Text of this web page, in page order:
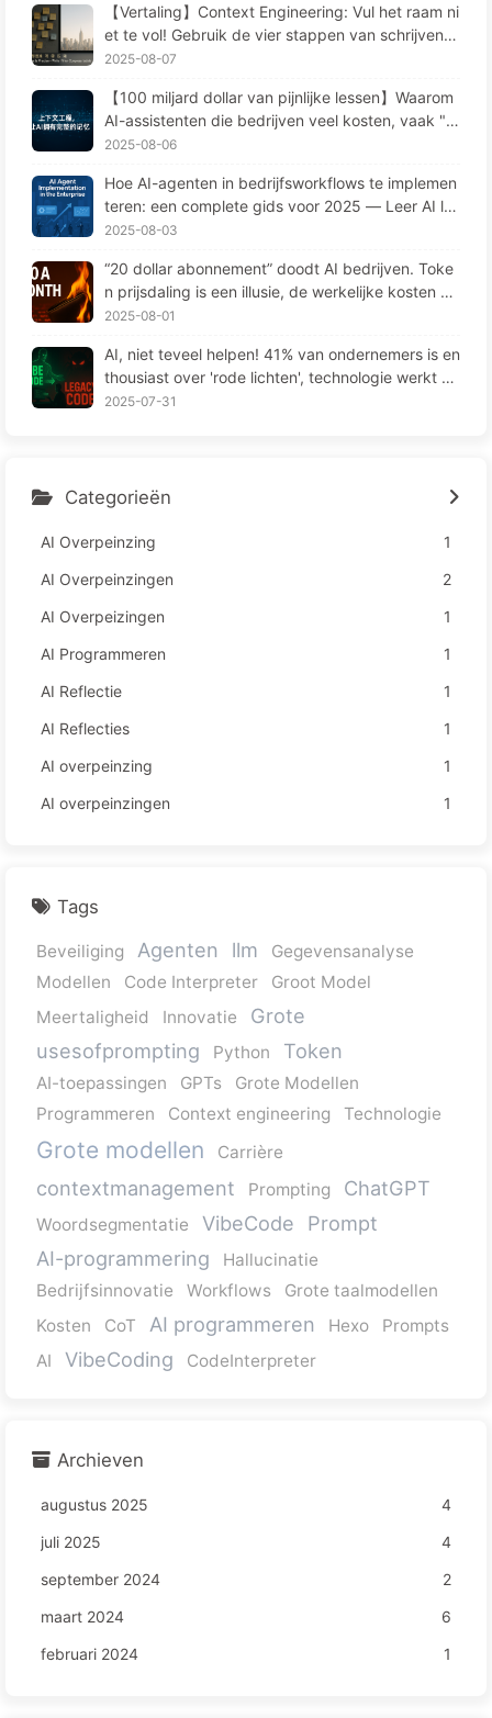
【Vertaling】Context Engineering: Vul het raam ni
et te vol! Gebruik de vier stappen van schrijven, f
ilteren, comprimeren en isoleren, houd ruis buiten
2025-08-07
【100 miljard dollar van pijnlijke lessen】Waarom
AI-assistenten die bedrijven veel kosten, vaak "v
ergeten" op cruciale momenten en concurrenten
m leren AI169
2025-08-06
Hoe AI-agenten in bedrijfsworkflows te implemen
teren: een complete gids voor 2025 — Leer AI la
ngzaamaan 166
2025-08-03
“20 dollar abonnement” doodt AI bedrijven. Toke
n prijsdaling is een illusie, de werkelijke kosten va
n AI zijn jouw hebzucht — Leer langzaam AI164
2025-08-01
AI, niet teveel helpen! 41% van ondernemers is en
thousiast over 'rode lichten', technologie werkt ni
et en medewerkers lijden meer – Leren over AI16
2025-07-31
Categorieën
AI Overpeinzing
1
AI Overpeinzingen
2
AI Overpeizingen
1
AI Programmeren
1
AI Reflectie
1
AI Reflecties
1
AI overpeinzing
1
AI overpeinzingen
1
Tags
Beveiliging Agenten llm
Gegevensanalyse
Modellen
Code Interpreter
Groot Model
Meertaligheid
Innovatie
Grote
usesofprompting
Python Token
AI-toepassingen GPTs
Grote Modellen
Programmeren
Context engineering Technologie
Grote modellen Carrière
contextmanagement Prompting ChatGPT
Woordsegmentatie VibeCode
Prompt
AI-programmering
Hallucinatie
Bedrijfsinnovatie
Workflows
Grote taalmodellen
Kosten
CoT AI programmeren Hexo
Prompts
AI
VibeCoding CodeInterpreter
Archieven
augustus 2025
4
juli 2025
4
september 2024
2
maart 2024
6
februari 2024
1